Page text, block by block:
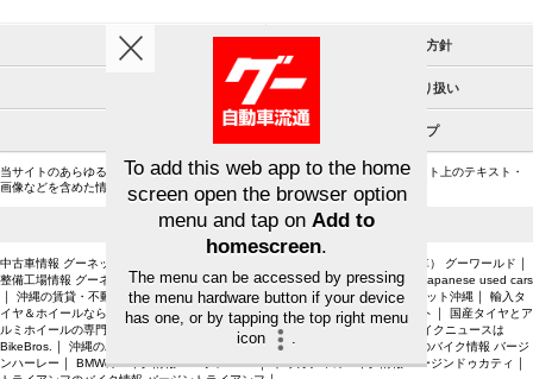
会社概要 個人情報保護方針
個人情報の取り扱い
サイトマップ
当サイトのあらゆる情報については、これを転用することはできません。当サイト上のテキスト・
画像などを含めた情報すべての無断使用を禁止いたします。
プロトコーポレーショングループサービス
中古車情報 グーネット中古車 中古車情報（輸入車） グーワールド ｜
整備工場情報 グーネットピット｜車買取・中古車査定情報 グーネット買取 Japanese used cars
｜ 沖縄の賃貸・不動産を探すならグーホーム｜ 沖縄の中古車を探すならグーネット沖縄 ｜ 輸入タ
イヤ＆ホイールならAUTOWAY｜ タイヤ交換・取付・販売店検索はタイヤピット ｜
国産タイヤとア
ルミホイールの専門店 タイヤワールド館ベスト
バイク情報 グーバイク
バイクニュースは
BikeBros.
｜ 沖縄のバイクを探すならグーバイク沖縄 ｜
ハーレーダビッドソンのバイク情報 バージ
ンハーレー ｜ BMWのバイク情報 バージンBMW｜ドゥカティのバイク情報 バージンドゥカティ ｜